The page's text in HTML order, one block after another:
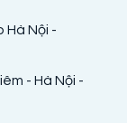
Hà Nội -
- Hà Nội -